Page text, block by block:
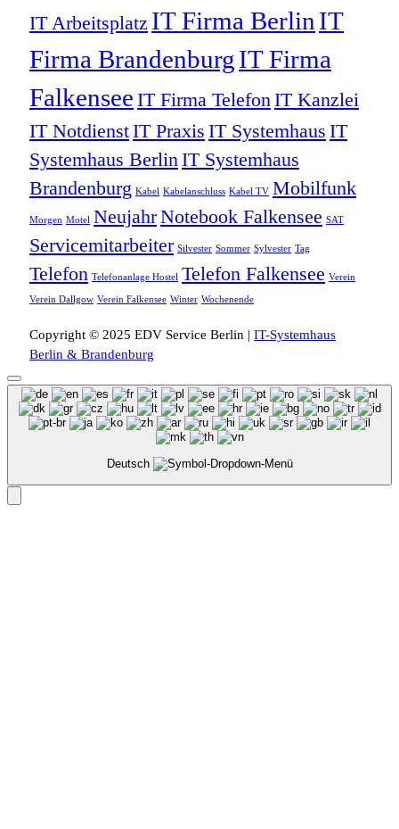
IT Arbeitsplatz IT Firma Berlin IT
Firma BrandenburgIT Firma
Falkensee IT Firma TelefonIT Kanzlei
IT NotdienstIT Praxis IT Systemhaus IT
Systemhaus BerlinIT Systemhaus
Brandenburg Kabel Kabelanschluss Kabel TV Mobilfunk
Morgen Motel NeujahrNotebook Falkensee SAT
Servicemitarbeiter Silvester Sommer Sylvester Tag
Telefon Telefonanlage Hostel Telefon Falkensee Verein
Verein Dallgow Verein Falkensee Winter Wochenende
Copyright © 2025 EDV Service Berlin | IT-Systemhaus
Berlin & Brandenburg
Deutsch